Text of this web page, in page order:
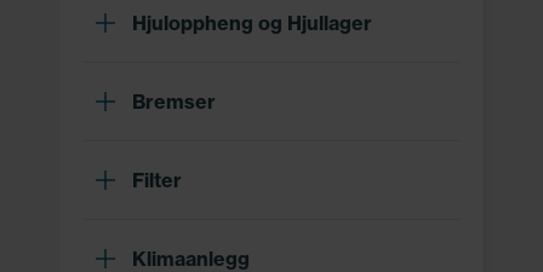
Hjuloppheng og Hjullager
Bremser
Filter
Klimaanlegg